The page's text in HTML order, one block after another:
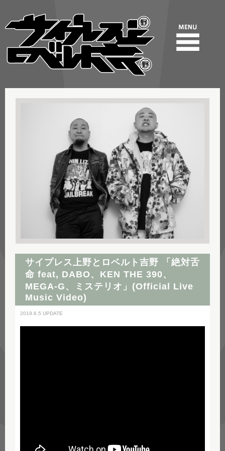
サイプレス上野とロベルト吉野 「絶対舌
命 feat, DABO、KEN THE 390、
MEGA-G、ミステリオ」(Official Live
Music Video)
2019.6.5 UPDATE